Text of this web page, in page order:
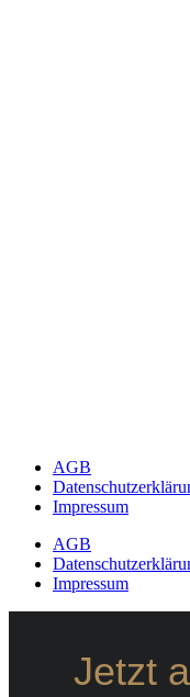
AGB
Impressum
AGB
Impressum
Jetzt